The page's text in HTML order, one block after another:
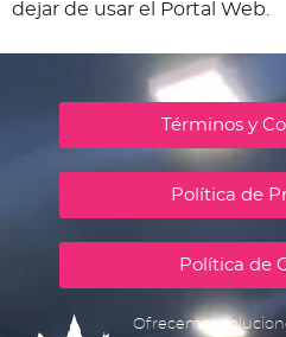
dejar de usar el Portal Web.
Términos y
Política de
Política de
Ofrecemos